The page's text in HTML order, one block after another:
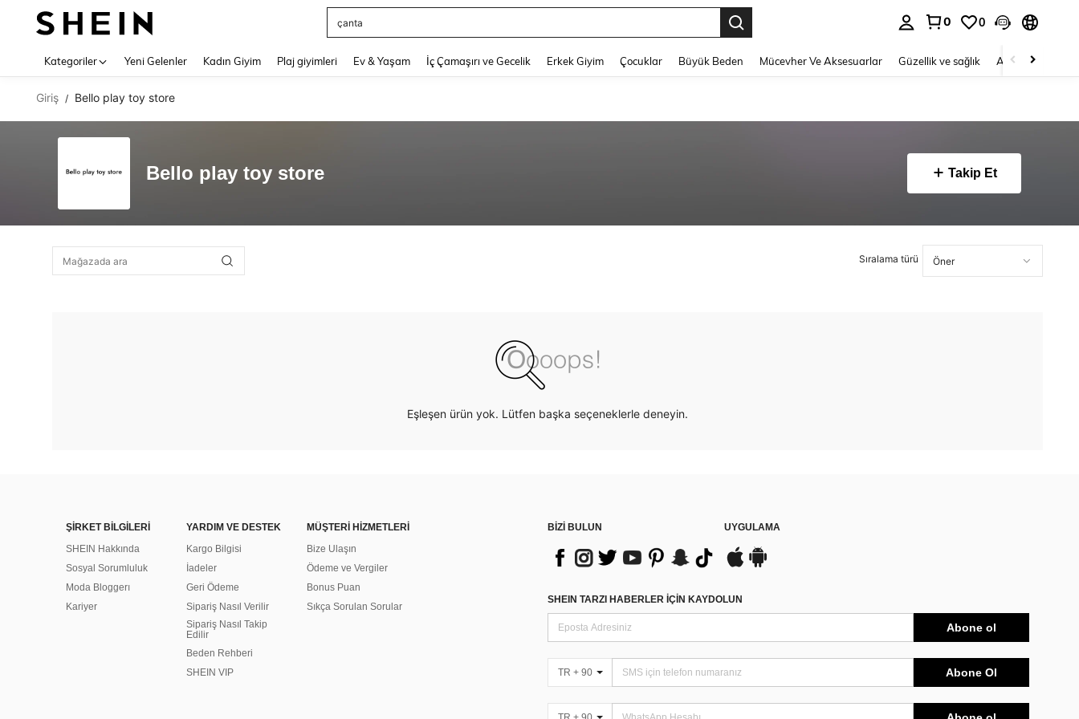
çanta
0 0
Kategoriler Yeni Gelenler Kadın Giyim Plaj giyimleri Ev & Yaşam İç Çamaşırı ve Gecelik Erkek Giyim Çocuklar Büyük Beden Mücevher Ve Aksesuarlar Güzellik ve sağlık Ayakkabı
Giriş / Bello play toy store
Bello play toy store Takip Et
Sıralama türü
Eşleşen ürün yok. Lütfen başka seçeneklerle deneyin.
ŞİRKET BİLGİLERİ
SHEIN Hakkında
Sosyal Sorumluluk
Moda Bloggerı
Kariyer
YARDIM VE DESTEK
Kargo Bilgisi
İadeler
Geri Ödeme
Sipariş Nasıl Verilir
Sipariş Nasıl Takip
Edilir
Beden Rehberi
SHEIN VIP
MÜŞTERİ HİZMETLERİ
Bize Ulaşın
Ödeme ve Vergiler
Bonus Puan
Sıkça Sorulan Sorular
BİZİ BULUN UYGULAMA
SHEIN TARZI HABERLER IÇIN KAYDOLUN
Abone ol
TR + 90 Abone Ol